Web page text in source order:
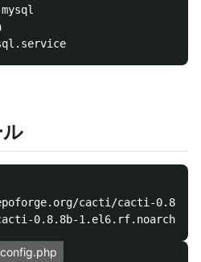
cacti/cacti-